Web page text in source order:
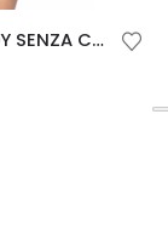
PRETTY LOVE – UOVO VIBRANTE CON TEXTURE MARINA RICARICABILE ROSSA